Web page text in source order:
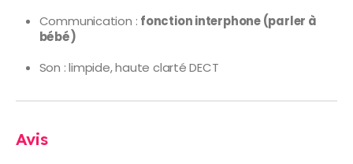
Communication : fonction interphone (parler à
bébé)
Son : limpide, haute clarté DECT
Avis